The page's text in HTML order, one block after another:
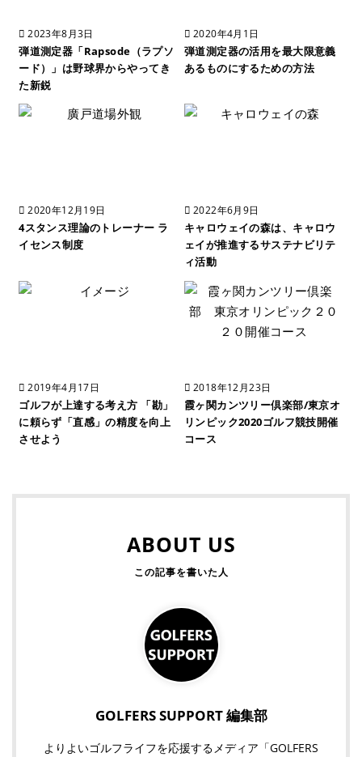
2023年8月3日
弾道測定器「Rapsode（ラプソ
ード）」は野球界からやってき
た新鋭
2020年4月1日
弾道測定器の活用を最大限意義
あるものにするための方法
2020年12月19日
4スタンス理論のトレーナー ラ
イセンス制度
2022年6月9日
キャロウェイの森は、キャロウ
ェイが推進するサステナビリテ
ィ活動
2019年4月17日
ゴルフが上達する考え方 「勘」
に頼らず「直感」の精度を向上
させよう
2018年12月23日
霞ヶ関カンツリー倶楽部/東京オ
リンピック2020ゴルフ競技開催
コース
ABOUT US
GOLFERS SUPPORT 編集部
よりよいゴルフライフを応援するメディア「GOLFERS